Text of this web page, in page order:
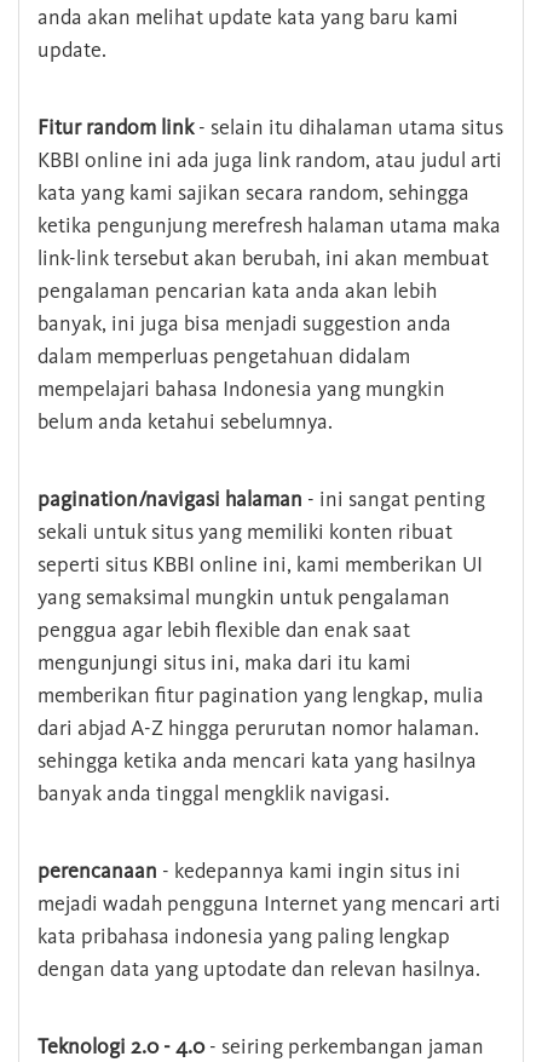
anda akan melihat update kata yang baru kami
update.
Fitur random link- selain itu dihalaman utama situs
KBBI online ini ada juga link random, atau judul arti
kata yang kami sajikan secara random, sehingga
ketika pengunjung merefresh halaman utama maka
link-link tersebut akan berubah, ini akan membuat
pengalaman pencarian kata anda akan lebih
banyak, ini juga bisa menjadi suggestion anda
dalam memperluas pengetahuan didalam
mempelajari bahasa Indonesia yang mungkin
belum anda ketahui sebelumnya.
pagination/navigasi halaman - ini sangat penting
sekali untuk situs yang memiliki konten ribuat
seperti situs KBBI online ini, kami memberikan UI
yang semaksimal mungkin untuk pengalaman
penggua agar lebih flexible dan enak saat
mengunjungi situs ini, maka dari itu kami
memberikan fitur pagination yang lengkap, mulia
dari abjad A-Z hingga perurutan nomor halaman.
sehingga ketika anda mencari kata yang hasilnya
banyak anda tinggal mengklik navigasi.
perencanaan - kedepannya kami ingin situs ini
mejadi wadah pengguna Internet yang mencari arti
kata pribahasa indonesia yang paling lengkap
dengan data yang uptodate dan relevan hasilnya.
Teknologi 2.0 - 4.0- seiring perkembangan jaman